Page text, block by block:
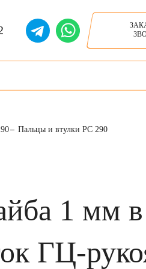
Пальцы и втулки PC 290
1 мм в
ГЦ-